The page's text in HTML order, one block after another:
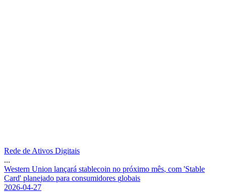
Rede de Ativos Digitais
...
Western Union lançará stablecoin no próximo mês, com 'Stable
Card' planejado para consumidores globais
2026-04-27